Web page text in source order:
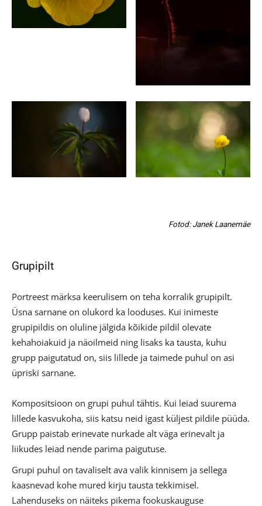
Fotod: Janek Laanemäe
Grupipilt
Portreest märksa keerulisem on teha korralik grupipilt.
Üsna sarnane on olukord ka looduses. Kui inimeste
grupipildis on oluline jälgida kõikide pildil olevate
kehahoiakuid ja näoilmeid ning lisaks ka tausta, kuhu
grupp paigutatud on, siis lillede ja taimede puhul on asi
üpriski sarnane.
Kompositsioon on grupi puhul tähtis. Kui leiad suurema
lillede kasvukoha, siis katsu neid igast küljest pildile püüda.
Grupp paistab erinevate nurkade alt väga erinevalt ja
liikudes leiad nende parima paigutuse.
Grupi puhul on tavaliselt ava valik kinnisem ja sellega
kaasnevad kohe mured kirju tausta tekkimisel.
Lahenduseks on näiteks pikema fookuskauguse